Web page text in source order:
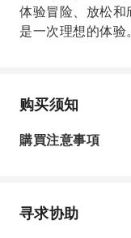
体验冒险、放松和
是一次理想的体验
购买须知
購買注意事項
寻求协助